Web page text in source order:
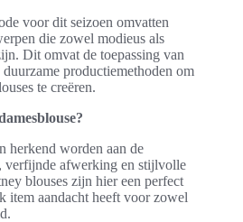
voor dit seizoen omvatten
die zowel modieus als
Dit omvat de toepassing van
productiemethoden om
te creëren.
herkend worden aan de
verfijnde afwerking en stijlvolle
blouses zijn hier een perfect
item aandacht heeft voor zowel